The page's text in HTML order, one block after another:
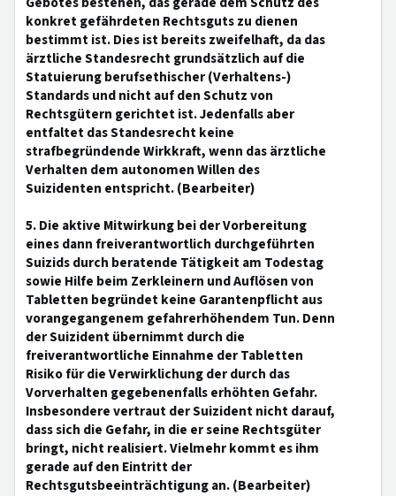
konkret gefährdeten Rechtsguts zu dienen
bestimmt ist. Dies ist bereits zweifelhaft, da das
ärztliche Standesrecht grundsätzlich auf die
Statuierung berufsethischer (Verhaltens-)
Standards und nicht auf den Schutz von
Rechtsgütern gerichtet ist. Jedenfalls aber
entfaltet das Standesrecht keine
strafbegründende Wirkkraft, wenn das ärztliche
Verhalten dem autonomen Willen des
Suizidenten entspricht. (Bearbeiter)
5. Die aktive Mitwirkung bei der Vorbereitung
eines dann freiverantwortlich durchgeführten
Suizids durch beratende Tätigkeit am Todestag
sowie Hilfe beim Zerkleinern und Auflösen von
Tabletten begründet keine Garantenpflicht aus
vorangegangenem gefahrerhöhendem Tun. Denn
der Suizident übernimmt durch die
freiverantwortliche Einnahme der Tabletten
Risiko für die Verwirklichung der durch das
Vorverhalten gegebenenfalls erhöhten Gefahr.
Insbesondere vertraut der Suizident nicht darauf,
dass sich die Gefahr, in die er seine Rechtsgüter
bringt, nicht realisiert. Vielmehr kommt es ihm
gerade auf den Eintritt der
Rechtsgutsbeeinträchtigung an. (Bearbeiter)